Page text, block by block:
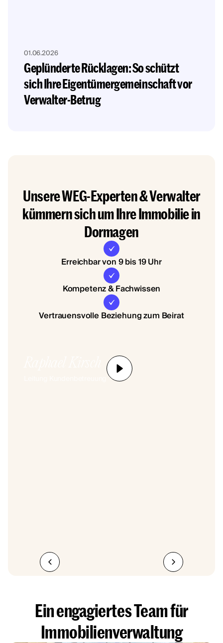
01.06.2026
Geplünderte Rücklagen: So schützt
sich Ihre Eigentümergemeinschaft vor
Verwalter-Betrug
Unsere WEG-Experten & Verwalter
kümmern sich um Ihre Immobilie in
Dormagen
Erreichbar von 9 bis 19 Uhr
Kompetenz & Fachwissen
Vertrauensvolle Beziehung zum Beirat
Ein engagiertes Team für
Immobilienverwaltung